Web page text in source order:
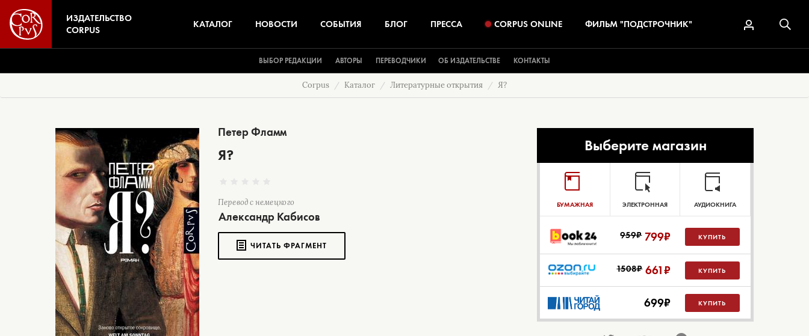
ИЗДАТЕЛЬСТВО
CORPUS
КАТАЛОГ НОВОСТИ СОБЫТИЯ БЛОГ ПРЕССА CORPUS ONLINE ФИЛЬМ "ПОДСТРОЧНИК"
ВЫБОР РЕДАКЦИИ АВТОРЫ ПЕРЕВОДЧИКИ ОБ ИЗДАТЕЛЬСТВЕ КОНТАКТЫ
Corpus Каталог Литературные открытия Я?
Петер Фламм
Я?
Перевод с немецкого
Александр Кабисов
ЧИТАТЬ ФРАГМЕНТ
Выберите магазин
БУМАЖНАЯ ЭЛЕКТРОННАЯ АУДИОКНИГА
959₽ 799₽ КУПИТЬ
1508₽ 661₽ КУПИТЬ
699₽ КУПИТЬ